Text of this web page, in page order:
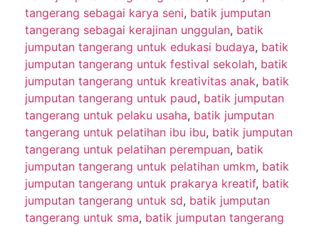
tangerang sebagai karya seni, batik jumputan
tangerang sebagai kerajinan unggulan, batik
jumputan tangerang untuk edukasi budaya, batik
jumputan tangerang untuk festival sekolah, batik
jumputan tangerang untuk kreativitas anak, batik
jumputan tangerang untuk paud, batik jumputan
tangerang untuk pelaku usaha, batik jumputan
tangerang untuk pelatihan ibu ibu, batik jumputan
tangerang untuk pelatihan perempuan, batik
jumputan tangerang untuk pelatihan umkm, batik
jumputan tangerang untuk prakarya kreatif, batik
jumputan tangerang untuk sd, batik jumputan
tangerang untuk sma, batik jumputan tangerang